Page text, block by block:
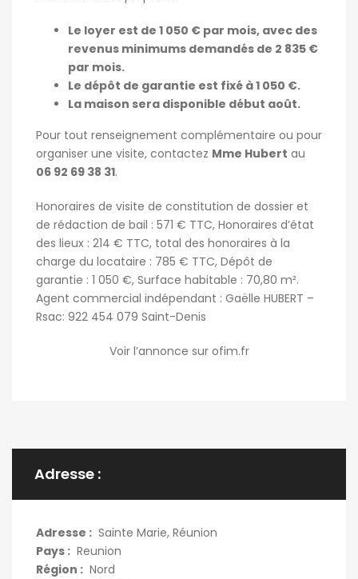
Le loyer est de 1 050 € par mois, avec des
revenus minimums demandés de 2 835 €
par mois.
Le dépôt de garantie est fixé à 1 050 €.
La maison sera disponible début août.
Pour tout renseignement complémentaire ou pour
organiser une visite, contactez Mme Hubert au
06 92 69 38 31.
Honoraires de visite de constitution de dossier et
de rédaction de bail : 571 € TTC, Honoraires d’état
des lieux : 214 € TTC, total des honoraires à la
charge du locataire : 785 € TTC, Dépôt de
garantie : 1 050 €, Surface habitable : 70,80 m².
Agent commercial indépendant : Gaëlle HUBERT –
Rsac: 922 454 079 Saint-Denis
Voir l’annonce sur ofim.fr
Adresse :
Adresse : Sainte Marie, Réunion
Pays : Reunion
Région : Nord